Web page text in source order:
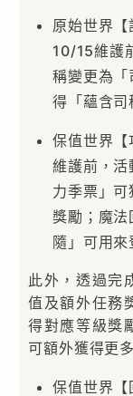
原始世界
10/15維護
稱變更為
得「蘊含司
保值世界
維護前，
力季票」
獎勵；魔
隨」可用來
此外，透過完
值及額外任務
得對應等級獎
可額外獲得更
保值世界